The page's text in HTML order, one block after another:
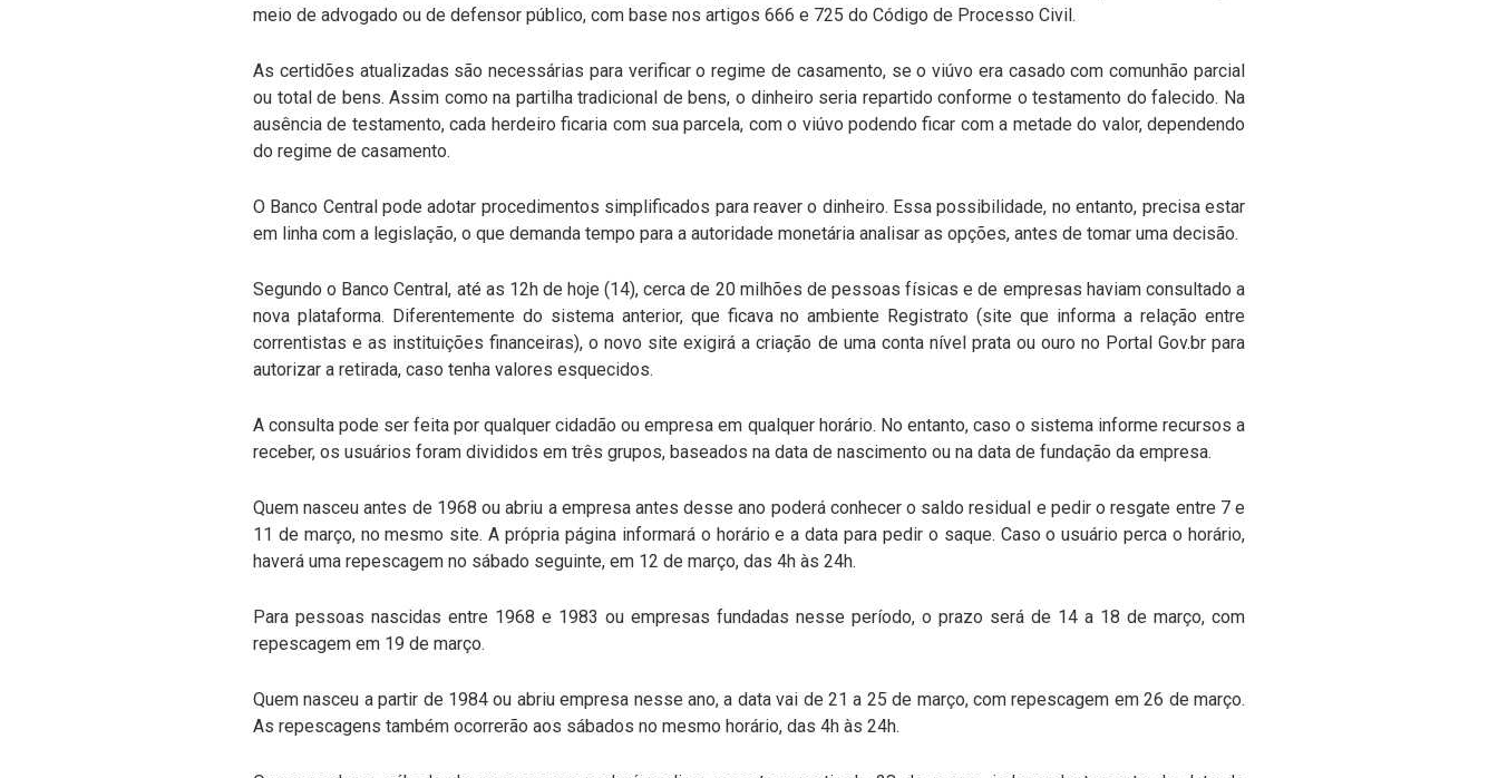
meio de advogado ou de defensor público, com base nos artigos 666 e 725 do Código de Processo Civil.
As certidões atualizadas são necessárias para verificar o regime de casamento, se o viúvo era casado com comunhão parcial
ou total de bens. Assim como na partilha tradicional de bens, o dinheiro seria repartido conforme o testamento do falecido. Na
ausência de testamento, cada herdeiro ficaria com sua parcela, com o viúvo podendo ficar com a metade do valor, dependendo
do regime de casamento.
O Banco Central pode adotar procedimentos simplificados para reaver o dinheiro. Essa possibilidade, no entanto, precisa estar
em linha com a legislação, o que demanda tempo para a autoridade monetária analisar as opções, antes de tomar uma decisão.
Segundo o Banco Central, até as 12h de hoje (14), cerca de 20 milhões de pessoas físicas e de empresas haviam consultado a
nova plataforma. Diferentemente do sistema anterior, que ficava no ambiente Registrato (site que informa a relação entre
correntistas e as instituições financeiras), o novo site exigirá a criação de uma conta nível prata ou ouro no Portal Gov.br para
autorizar a retirada, caso tenha valores esquecidos.
A consulta pode ser feita por qualquer cidadão ou empresa em qualquer horário. No entanto, caso o sistema informe recursos a
receber, os usuários foram divididos em três grupos, baseados na data de nascimento ou na data de fundação da empresa.
Quem nasceu antes de 1968 ou abriu a empresa antes desse ano poderá conhecer o saldo residual e pedir o resgate entre 7 e
11 de março, no mesmo site. A própria página informará o horário e a data para pedir o saque. Caso o usuário perca o horário,
haverá uma repescagem no sábado seguinte, em 12 de março, das 4h às 24h.
Para pessoas nascidas entre 1968 e 1983 ou empresas fundadas nesse período, o prazo será de 14 a 18 de março, com
repescagem em 19 de março.
Quem nasceu a partir de 1984 ou abriu empresa nesse ano, a data vai de 21 a 25 de março, com repescagem em 26 de março.
As repescagens também ocorrerão aos sábados no mesmo horário, das 4h às 24h.